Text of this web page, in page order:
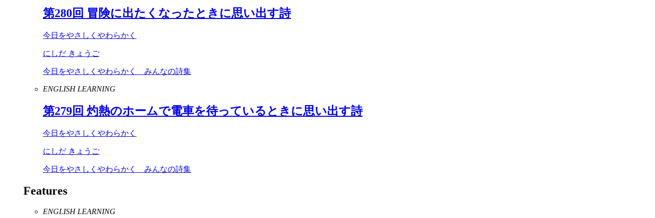
第280回 冒険に出たくなったときに思い出す詩
今日をやさしくやわらかく
にしだ きょうご
今日をやさしくやわらかく みんなの詩集
ENGLISH LEARNING
第279回 灼熱のホームで電車を待っているときに思い出す詩
今日をやさしくやわらかく
にしだ きょうご
今日をやさしくやわらかく みんなの詩集
Features
ENGLISH LEARNING